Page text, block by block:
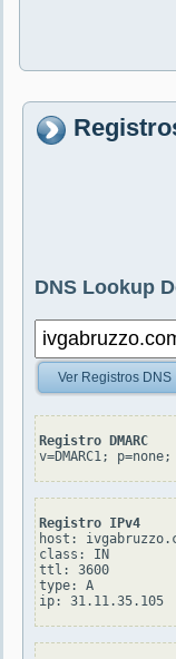
DNS Lookup
Ver Registros DNS
Registro DMARC
v=DMARC1;
Registro IPv4
host:
class: IN
ttl: 3600
type: A